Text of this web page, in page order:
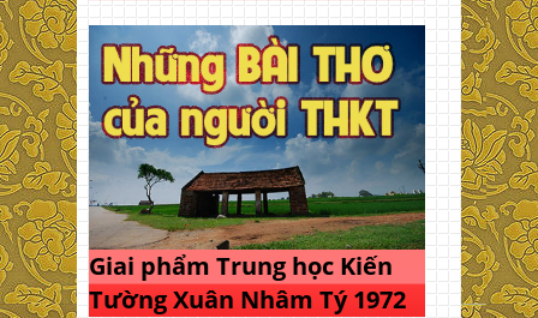
Giai phẩm Trung học Kiến
Tường Xuân Nhâm Tý 1972